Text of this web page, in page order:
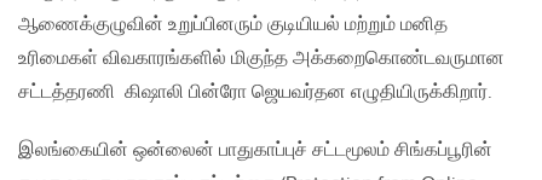
ஆணைக்குழுவின் உறுப்பினரும் குடியியல் மற்றும் மனித
உரிமைகள் விவகாரங்களில் மிகுந்த அக்கறைகொண்டவருமான
சட்டத்தரணி கிஷாலி பின்ரோ ஜெயவர்தன எழுதியிருக்கிறார்.
இலங்கையின் ஒன்லைன் பாதுகாப்புச் சட்டமூலம் சிங்கப்பூரின்